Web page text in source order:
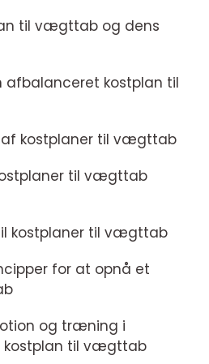
til vægttab og dens
afbalanceret kostplan til
af kostplaner til vægttab
til vægttab
kostplaner til vægttab
for at opnå et
og træning i
kostplan til vægttab